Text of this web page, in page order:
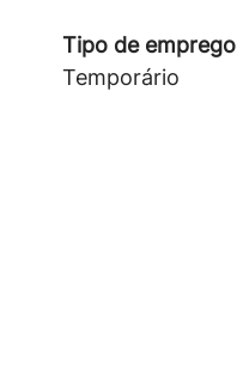
Tipo de emprego
Temporário